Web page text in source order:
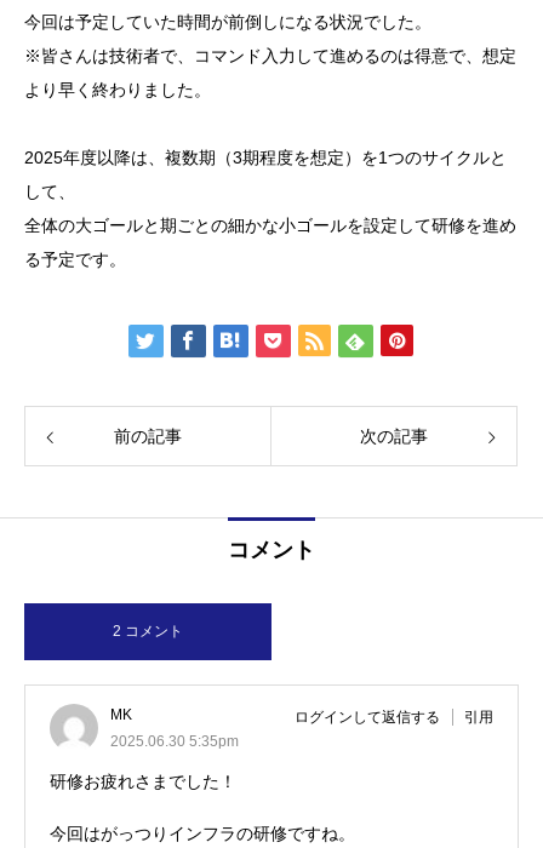
今回は予定していた時間が前倒しになる状況でした。
※皆さんは技術者で、コマンド入力して進めるのは得意で、想定
より早く終わりました。
2025年度以降は、複数期（3期程度を想定）を1つのサイクルと
して、
全体の大ゴールと期ごとの細かな小ゴールを設定して研修を進め
る予定です。
前の記事 次の記事
コメント
2 コメント
MK
2025.06.30 5:35pm
ログインして返信する 引用
研修お疲れさまでした！
今回はがっつりインフラの研修ですね。